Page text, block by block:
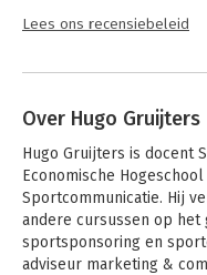
Lees ons recensiebeleid
Over Hugo Gruijters
Hugo Gruijters is docent
Economische
Sportcommunicatie. Hij
andere cursussen op
sportsponsoring en
adviseur marketing &